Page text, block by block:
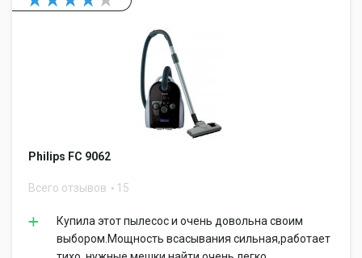
Philips FC 9062
Всего отзывов 15
Купила этот пылесос и очень довольна своим
выбором.Мощность всасывания сильная,работает